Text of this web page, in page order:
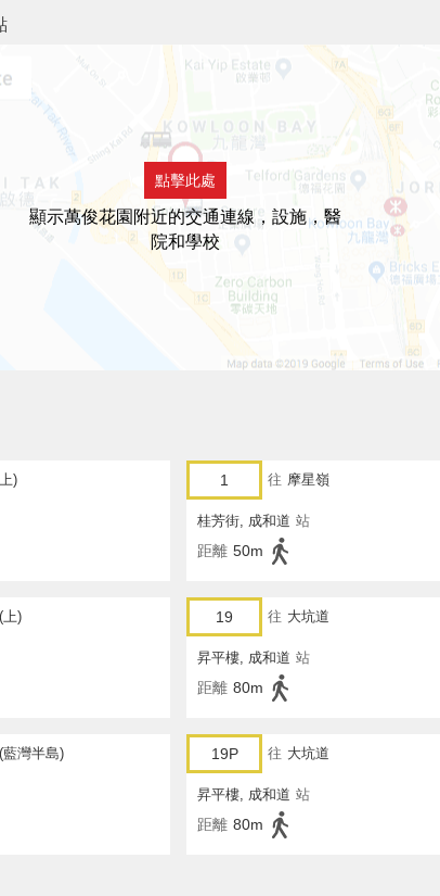
點擊此處
顯示萬俊花園附近的交通連線，設施，醫
院和學校
) 1 往 摩星嶺
桂芳街, 成和道 站
距離 50m
上) 19 往 大坑道
昇平樓, 成和道 站
距離 80m
灣半島) 19P 往 大坑道
昇平樓, 成和道 站
距離 80m